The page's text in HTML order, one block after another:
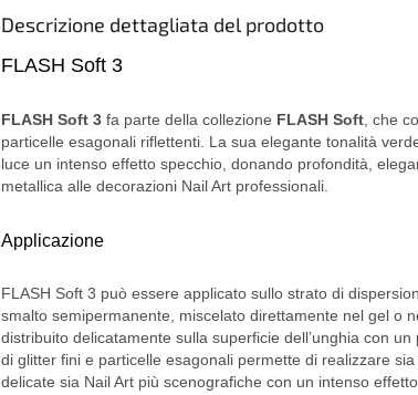
Descrizione dettagliata del prodotto
FLASH Soft 3
FLASH Soft 3 fa parte della collezione FLASH Soft, che
particelle esagonali riflettenti. La sua elegante tonalità
luce un intenso effetto specchio, donando profondità,
metallica alle decorazioni Nail Art professionali.
Applicazione
FLASH Soft 3 può essere applicato sullo strato di
smalto semipermanente, miscelato direttamente nel gel o
distribuito delicatamente sulla superficie dell’unghia con
di glitter fini e particelle esagonali permette di realizzare
delicate sia Nail Art più scenografiche con un intenso